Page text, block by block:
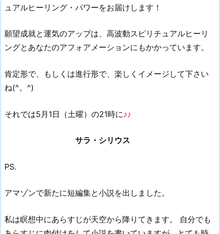
ュアルヒーリング・パワーをお届けします！
願望成就と運気のアップは、高波動スピリチュアルヒーリ
ングとあなたのアフォアメーションにもかかっています。
肯定形で、もしくは進行形で、楽しくイメージして下さい
ね(^。^)
それでは5月1日（土曜）の21時に♪♪
サラ・シリウス
PS.
アマゾンで新たに短編集と小説を出しました。
私は瞑想中にあらすじが天空から降りてきます。 自分でも